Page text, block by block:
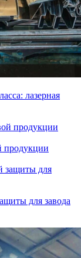
лазерная
продукции
для завода